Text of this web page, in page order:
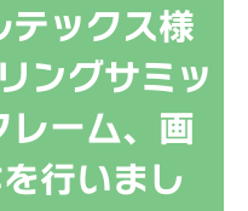
テックス様
ングサミッ
レーム、画
行いまし